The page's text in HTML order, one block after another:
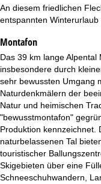
An diesem friedlichen
entspannten Winterurlaub
Montafon
Das 39 km lange
insbesondere durch
sehr bewussten Umgang
Naturdenkmälern der
Natur und heimischen
"bewusstmontafon"
Produktion kennzeichnet.
naturbelassenen Tal
touristischer
Skigebieten über eine
Schneeschuhwandern,